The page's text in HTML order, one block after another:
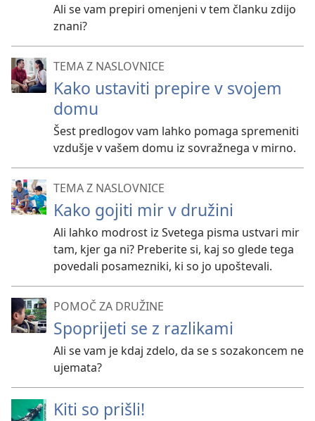
Ali se vam prepiri omenjeni v tem članku zdijo
znani?
TEMA Z NASLOVNICE
Kako ustaviti prepire v svojem
domu
Šest predlogov vam lahko pomaga spremeniti
vzdušje v vašem domu iz sovražnega v mirno.
TEMA Z NASLOVNICE
Kako gojiti mir v družini
Ali lahko modrost iz Svetega pisma ustvari mir
tam, kjer ga ni? Preberite si, kaj so glede tega
povedali posamezniki, ki so jo upoštevali.
POMOČ ZA DRUŽINE
Spoprijeti se z razlikami
Ali se vam je kdaj zdelo, da se s sozakoncem ne
ujemata?
Kiti so prišli!